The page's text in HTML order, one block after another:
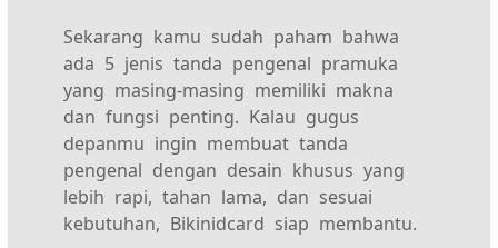
Sekarang kamu sudah paham bahwa
ada 5 jenis tanda pengenal pramuka
yang masing-masing memiliki makna
dan fungsi penting. Kalau gugus
depanmu ingin membuat tanda
pengenal dengan desain khusus yang
lebih rapi, tahan lama, dan sesuai
kebutuhan, Bikinidcard siap membantu.